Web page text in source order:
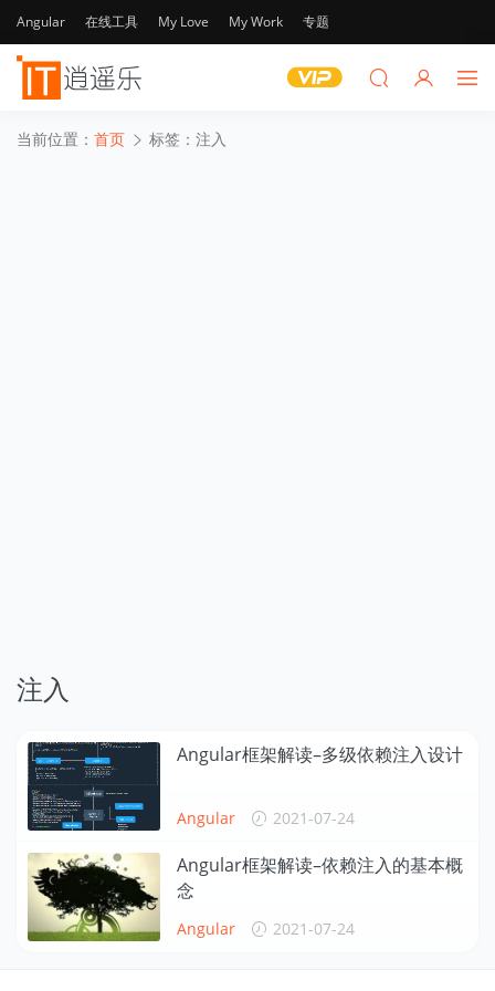
Angular 在线工具 My Love My Work 专题
当前位置： 首页 标签：注入
注入
Angular框架解读–多级依赖注入设计
Angular 2021-07-24
Angular框架解读–依赖注入的基本概
念
Angular 2021-07-24